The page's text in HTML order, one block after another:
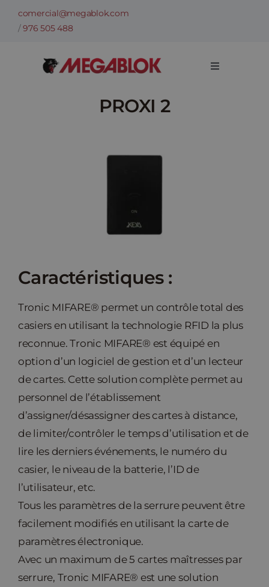
Skipcomercial@megablok.com
/976 505 488
Toggle
PROXI 2
Caractéristiques :
Tronic MIFARE® permet un contrôle total des
casiers en utilisant la technologie RFID la plus
reconnue. Tronic MIFARE® est équipé en
option d’un logiciel de gestion et d’un lecteur
de cartes. Cette solution complète permet au
personnel de l’établissement
d’assigner/désassigner des cartes à distance,
de limiter/contrôler le temps d’utilisation et de
lire les derniers événements, le numéro du
casier, le niveau de la batterie, l’ID de
l’utilisateur, etc.
Tous les paramètres de la serrure peuvent être
facilement modifiés en utilisant la carte de
paramètres électronique.
Avec un maximum de 5 cartes maîtresses par
serrure, Tronic MIFARE® est une solution